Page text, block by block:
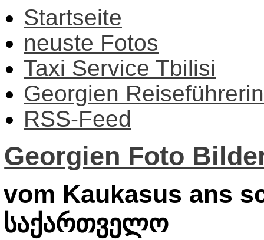
Startseite
neuste Fotos
Taxi Service Tbilisi
Georgien Reiseführerin
RSS-Feed
Georgien Foto
vom Kaukasus ans
საქართველო